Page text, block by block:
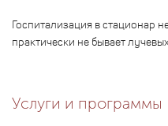
Госпитализация в стационар
практически не бывает
Услуги и программы